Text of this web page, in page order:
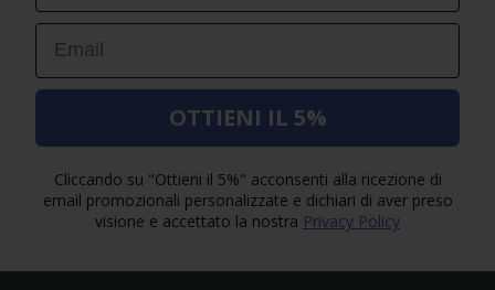
Email
OTTIENI IL 5%
Cliccando su "Ottieni il 5%" acconsenti alla ricezione di
email promozionali personalizzate e dichiari di aver preso
visione e accettato la nostra Privacy Policy